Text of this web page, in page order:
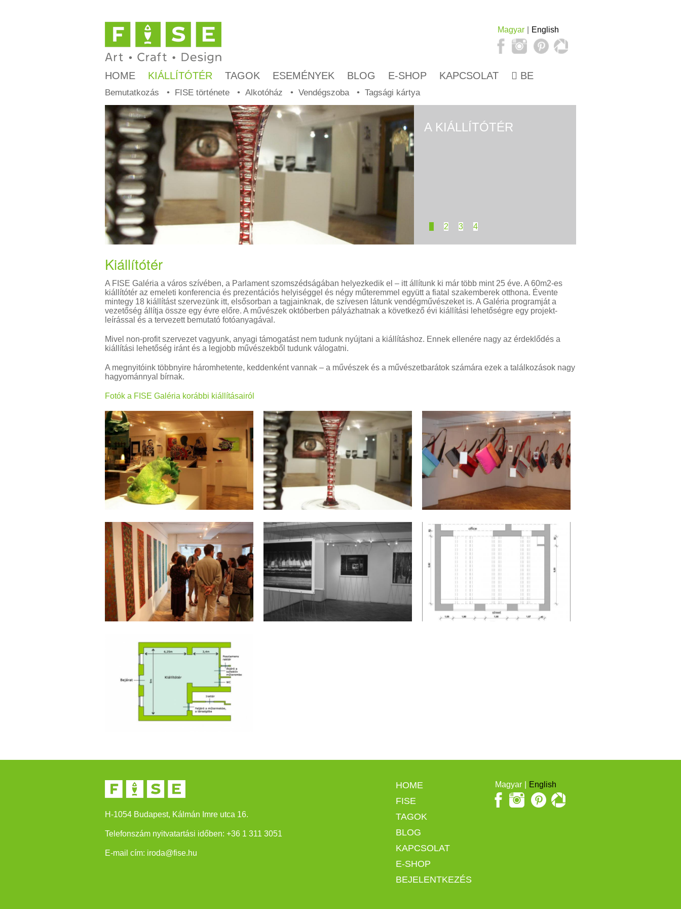
Magyar English
HOME KIÁLLÍTÓTÉR TAGOK ESEMÉNYEK BLOG E-SHOP KAPCSOLAT BE
Bemutatkozás FISE története Alkotóház Vendégszoba Tagsági kártya
A KIÁLLÍTÓTÉR
EGY FOTÓKIÁLLÍTÁS
2 3 4
Kiállítótér
A FISE Galéria a város szívében, a Parlament szomszédságában helyezkedik el – itt állítunk ki már több mint 25 éve. A 60m2-es
kiállítótér az emeleti konferencia és prezentációs helyiséggel és négy műteremmel együtt a fiatal szakemberek otthona. Évente
mintegy 18 kiállítást szervezünk itt, elsősorban a tagjainknak, de szívesen látunk vendégművészeket is. A Galéria programját a
vezetőség állítja össze egy évre előre. A művészek októberben pályázhatnak a következő évi kiállítási lehetőségre egy projekt-
leírással és a tervezett bemutató fotóanyagával.
Mivel non-profit szervezet vagyunk, anyagi támogatást nem tudunk nyújtani a kiállításhoz. Ennek ellenére nagy az érdeklődés a
kiállítási lehetőség iránt és a legjobb művészekből tudunk válogatni.
A megnyitóink többnyire háromhetente, keddenként vannak – a művészek és a művészetbarátok számára ezek a találkozások nagy
hagyománnyal bírnak.
Fotók a FISE Galéria korábbi kiállításairól
H-1054 Budapest, Kálmán Imre utca 16.
Telefonszám nyitvatartási időben: +36 1 311 3051
E-mail cím: iroda@fise.hu
HOME
FISE
TAGOK
BLOG
KAPCSOLAT
E-SHOP
BEJELENTKEZÉS
Magyar English